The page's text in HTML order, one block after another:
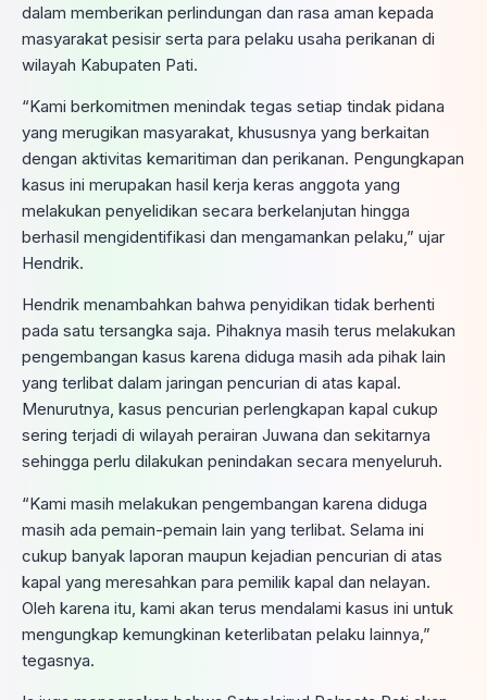
dalam memberikan perlindungan dan rasa aman kepada
masyarakat pesisir serta para pelaku usaha perikanan di
wilayah Kabupaten Pati.
“Kami berkomitmen menindak tegas setiap tindak pidana
yang merugikan masyarakat, khususnya yang berkaitan
dengan aktivitas kemaritiman dan perikanan. Pengungkapan
kasus ini merupakan hasil kerja keras anggota yang
melakukan penyelidikan secara berkelanjutan hingga
berhasil mengidentifikasi dan mengamankan pelaku,” ujar
Hendrik.
Hendrik menambahkan bahwa penyidikan tidak berhenti
pada satu tersangka saja. Pihaknya masih terus melakukan
pengembangan kasus karena diduga masih ada pihak lain
yang terlibat dalam jaringan pencurian di atas kapal.
Menurutnya, kasus pencurian perlengkapan kapal cukup
sering terjadi di wilayah perairan Juwana dan sekitarnya
sehingga perlu dilakukan penindakan secara menyeluruh.
“Kami masih melakukan pengembangan karena diduga
masih ada pemain-pemain lain yang terlibat. Selama ini
cukup banyak laporan maupun kejadian pencurian di atas
kapal yang meresahkan para pemilik kapal dan nelayan.
Oleh karena itu, kami akan terus mendalami kasus ini untuk
mengungkap kemungkinan keterlibatan pelaku lainnya,”
tegasnya.